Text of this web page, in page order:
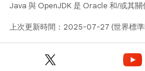
Java 與 OpenJDK 是 Oracle 和/或其關
上次更新時間：2025-07-27 (世界標準